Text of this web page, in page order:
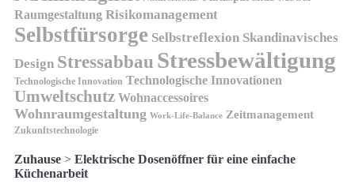
Raumgestaltung Risikomanagement
Selbstfürsorge Selbstreflexion Skandinavisches
Design Stressabbau Stressbewältigung
Technologische Innovation Technologische Innovationen
Umweltschutz Wohnaccessoires
Wohnraumgestaltung Work-Life-Balance Zeitmanagement
Zukunftstechnologie
Zuhause > Elektrische Dosenöffner für eine einfache
Küchenarbeit